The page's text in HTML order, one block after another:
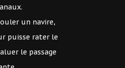
un navire,
puisse rater le
le passage